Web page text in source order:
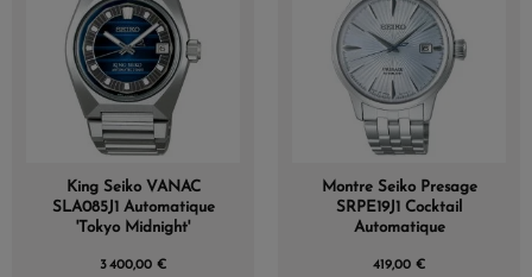
King Seiko VANAC
SLA085J1 Automatique
'Tokyo Midnight'
3 400,00 €
Montre Seiko Presage
SRPE19J1 Cocktail
Automatique
419,00 €